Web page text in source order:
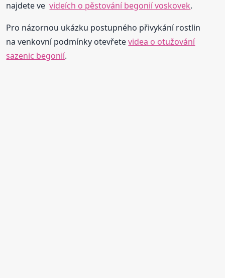
najdete vevideích o pěstování begonií voskovek.
Pro názornou ukázku postupného přivykání rostlin
na venkovní podmínky otevřetevidea o otužování
sazenic begonií.